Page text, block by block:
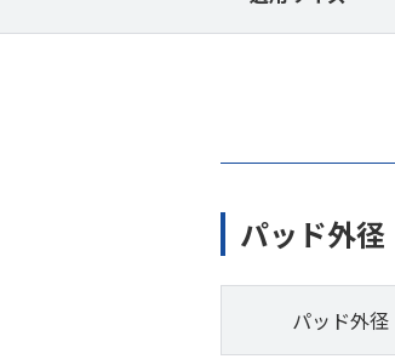
パッド外径
パッド外径